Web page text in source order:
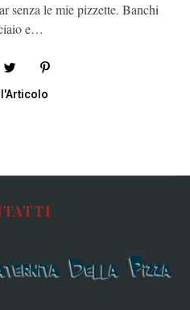
senza le mie pizzette. Banchi
e…